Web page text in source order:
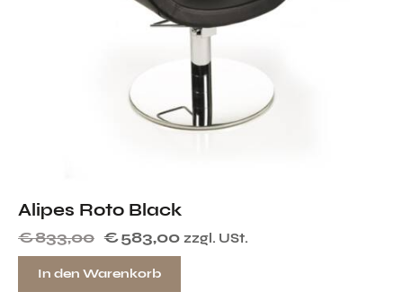
Alipes Roto Black
€833,00 €583,00 zzgl. USt.
In den Warenkorb